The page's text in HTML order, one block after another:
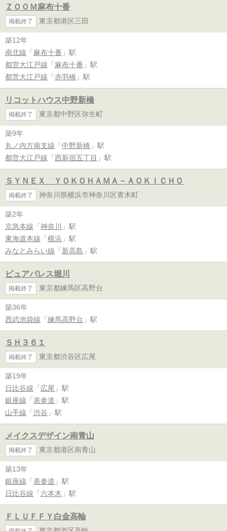
ＺＯＯＭ麻布十番
掲載終了 東京都港区三田
築12年
南北線 「 麻布十番 」駅
都営大江戸線 「 麻布十番 」駅
都営大江戸線 「 赤羽橋 」駅
リコットハウス中野新橋
掲載終了 東京都中野区弥生町
築9年
丸ノ内方南支線 「 中野新橋 」駅
都営大江戸線 「 西新宿五丁目 」駅
ＳＹＮＥＸ ＹＯＫＯＨＡＭＡ－ＡＯＫＩＣＨＯ
掲載終了 神奈川県横浜市神奈川区青木町
築2年
京急本線 「 神奈川
」駅
東海道本線 「 横浜 」駅
みなとみらい線 「 新高島 」駅
ピュアパレス堀川
掲載終了 東京都練馬区高野台
築36年
西武池袋線 「 練馬高野台 」駅
ＳＨ３６１
掲載終了 東京都渋谷区広尾
築19年
日比谷線 「 広尾 」駅
銀座線 「 表参道 」駅
山手線 「 渋谷 」駅
メイクスデザイン南青山
掲載終了 東京都港区南青山
築13年
銀座線 「 表参道 」駅
日比谷線 「 六本木 」駅
ＦＬＵＦＦＹ白金高輪